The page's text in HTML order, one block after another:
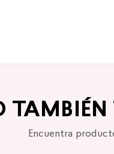
Encuentra